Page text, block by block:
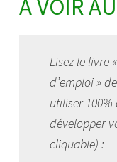
À VOIR
Lisez le livre
d’emploi »
utiliser
développer
cliquable) :